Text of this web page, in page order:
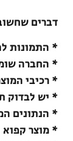
דברים
* התמונות
* החברה
* רכיבי
* יש לבדוק
* הנתונים
* מוצר קפוא - יש